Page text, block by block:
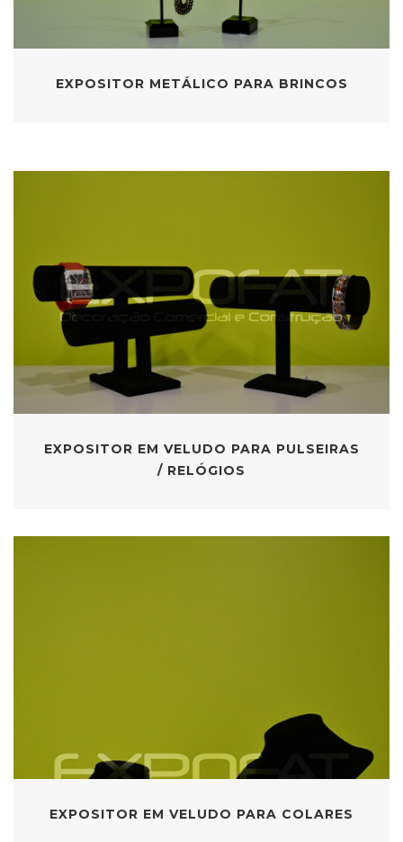
EXPOSITOR METÁLICO PARA BRINCOS
EXPOSITOR EM VELUDO PARA PULSEIRAS
/ RELÓGIOS
EXPOSITOR EM VELUDO PARA COLARES